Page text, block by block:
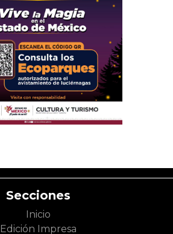
Secciones
Inicio
Edición Impresa